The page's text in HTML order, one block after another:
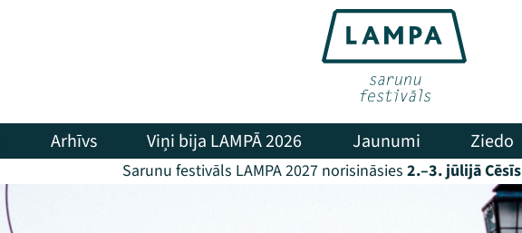
Arhīvs Viņi bija LAMPĀ 2026 Jaunumi Ziedo
Sarunu festivāls LAMPA 2027 norisināsies 2.–3. jūlijā Cēsīs